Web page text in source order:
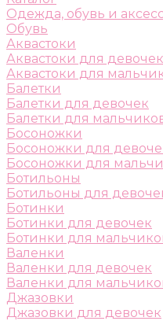
Одежда, обувь и
Обувь
Аквастоки
Аквастоки для девочек
Аквастоки для
Балетки
Балетки для девочек
Балетки для
Босоножки
Босоножки для
Босоножки для
Ботильоны
Ботильоны для
Ботинки
Ботинки для девочек
Ботинки для
Валенки
Валенки для девочек
Валенки для
Джазовки
Джазовки для девочек